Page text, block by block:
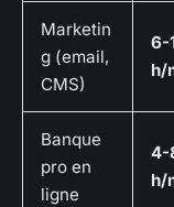
Marketin
g (email,
CMS)
6-
h/
Banque
pro en
ligne
4-
h/